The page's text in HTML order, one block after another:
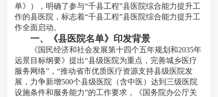
单》），明确了参与“千县工程”县医院综合能力提升工
作的县医院，标志着“千县工程”县医院综合能力提升工
作全面启动。
一、《县医院名单》印发背景
《国民经济和社会发展第十四个五年规划和2035年
远景目标纲要》提出“县级医院为重点，完善城乡医疗
服务网络”，“推动省市优质医疗资源支持县级医院发
展，力争新增500个县级医院（含中医）达到三级医院
设施条件和服务能力”的工作要求，《国务院办公厅关